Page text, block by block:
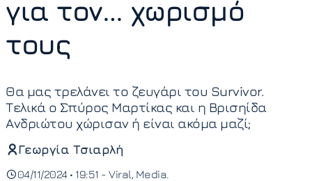
για τον… χωρισμό
τους
Θα μας τρελάνει το ζευγάρι του Survivor.
Τελικά ο Σπύρος Μαρτίκας και η Βρισηίδα
Ανδριώτου χώρισαν ή είναι ακόμα μαζί;
Γεωργία Τσιαρλή
04/11/2024 • 19:51 - Viral Media